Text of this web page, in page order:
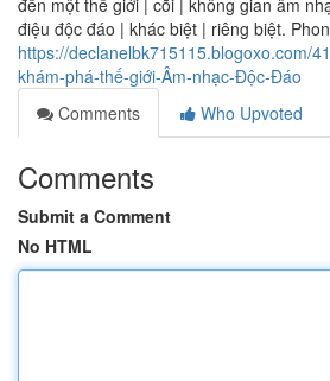
đến một thế giới | cõi | không gian âm
điệu độc đáo | khác biệt | riêng biệt.
https://declanelbk715115.blogoxo.com/
khám-phá-thế-giới-Âm-nhạc-Độc-Đáo
Comments
Who Upvoted
Comments
Submit a Comment
No HTML